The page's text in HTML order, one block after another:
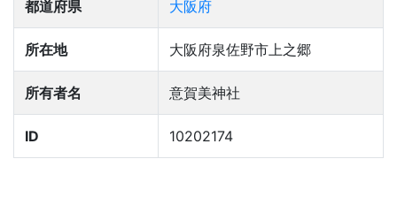
都道府県 大阪府
所在地 大阪府泉佐野市上之郷
所有者名 意賀美神社
ID 10202174